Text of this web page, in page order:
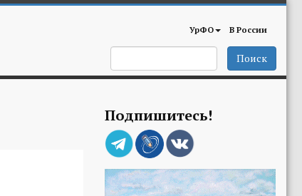
УрФО В России
Поиск
Подпишитесь!